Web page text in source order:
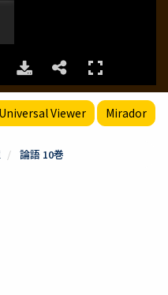
Universal Viewer Mirador
論語 10巻